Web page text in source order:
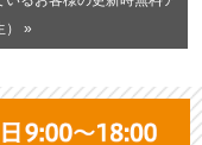
） »